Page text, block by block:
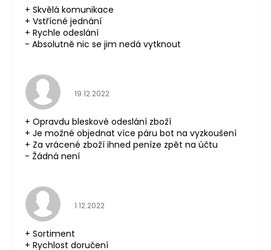
+ Skvělá komunikace
+ Vstřícné jednání
+ Rychle odeslání
- Absolutně nic se jim nedá vytknout
Hodnocení obchodu je 5 z 5 hvězdiček.
19.12.2022
+ Opravdu bleskové odeslání zboží
+ Je možné objednat více páru bot na vyzkoušení
+ Za vrácené zboží ihned peníze zpět na účtu
- Žádná není
Hodnocení obchodu je 5 z 5 hvězdiček.
1.12.2022
+ Sortiment
+ Rychlost doručení